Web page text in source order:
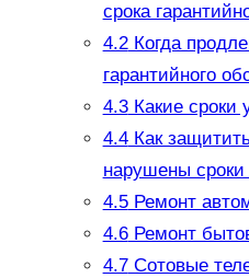
срока
4.2Когда
гарантийного
4.3Какие сроки
4.4Как
нарушены сроки
4.5Ремонт
4.6Ремонт
4.7Сотовые